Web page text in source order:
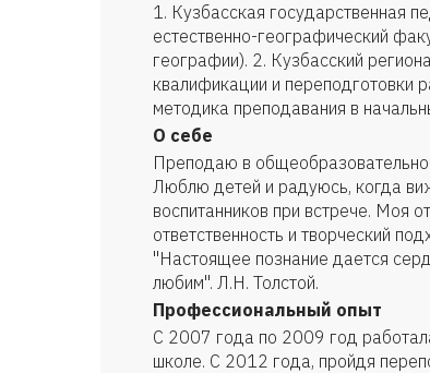
1. Кузбасская государственная
естественно-географический
географии). 2. Кузбасский
квалификации и переподготовки
методика преподавания в
О себе
Преподаю в
Люблю детей и радуюсь, когда
воспитанников при встрече. Моя
ответственность и творческий
"Настоящее познание дается
любим". Л.Н. Толстой.
Профессиональный опыт
С 2007 года по 2009 год
школе. С 2012 года, пройдя